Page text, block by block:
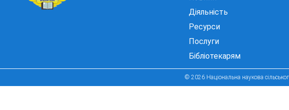
Діяльність
Ресурси
Послуги
Бібліотекарям
© 2026 Національна наукова